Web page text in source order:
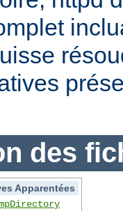
des
Apparentées